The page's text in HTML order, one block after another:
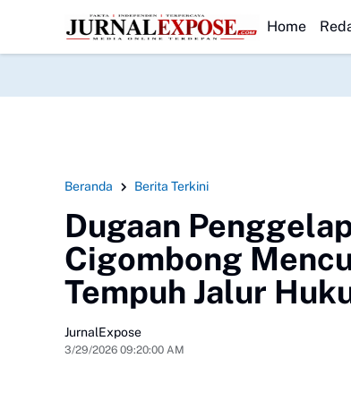
HEADLINE
Caringin Gelar Khitanan Massal GratisSaka Bahari Lanal
Home
Beranda Berita Terkini
Dugaan
Cigombong
Tempuh Jalur
JurnalExpose
3/29/2026 09:20:00 AM